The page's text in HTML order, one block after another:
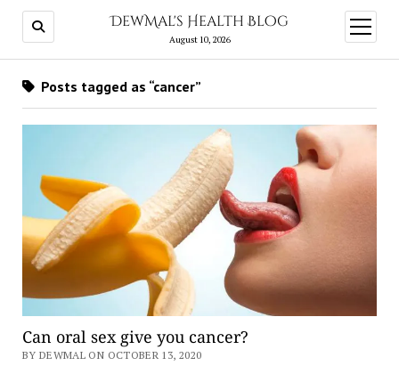
DewMal's Health Blog
August 10, 2026
open
menu
Posts tagged as “cancer”
Can oral sex give you cancer?
BY DEWMAL ON OCTOBER 13, 2020